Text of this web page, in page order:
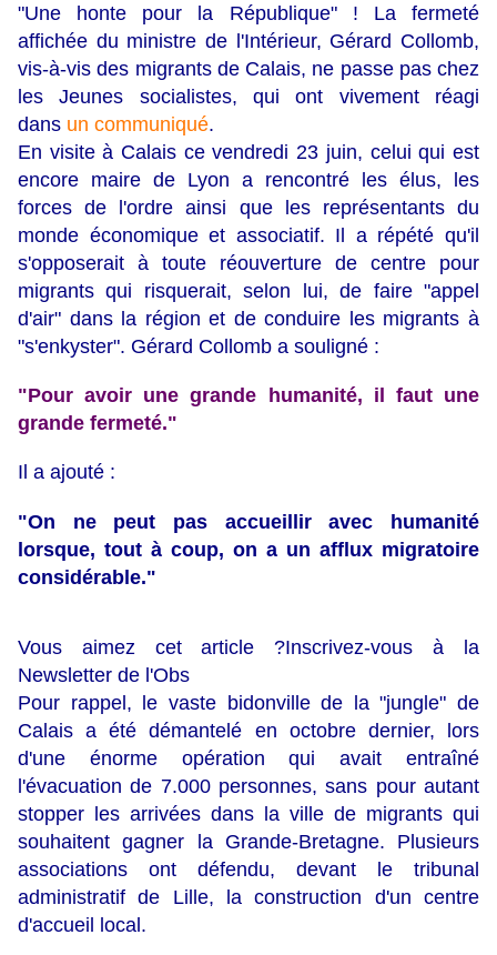
"Une honte pour la République" ! La fermeté
affichée du ministre de l'Intérieur, Gérard Collomb,
vis-à-vis des migrants de Calais, ne passe pas chez
les Jeunes socialistes, qui ont vivement réagi
dans un communiqué.
En visite à Calais ce vendredi 23 juin, celui qui est
encore maire de Lyon a rencontré les élus, les
forces de l'ordre ainsi que les représentants du
monde économique et associatif. Il a répété qu'il
s'opposerait à toute réouverture de centre pour
migrants qui risquerait, selon lui, de faire "appel
d'air" dans la région et de conduire les migrants à
"s'enkyster". Gérard Collomb a souligné :
"Pour avoir une grande humanité, il faut une
grande fermeté."
Il a ajouté :
"On ne peut pas accueillir avec humanité
lorsque, tout à coup, on a un afflux migratoire
considérable."
Vous aimez cet article ?Inscrivez-vous à la
Newsletter de l'Obs
Pour rappel, le vaste bidonville de la "jungle" de
Calais a été démantelé en octobre dernier, lors
d'une énorme opération qui avait entraîné
l'évacuation de 7.000 personnes, sans pour autant
stopper les arrivées dans la ville de migrants qui
souhaitent gagner la Grande-Bretagne. Plusieurs
associations ont défendu, devant le tribunal
administratif de Lille, la construction d'un centre
d'accueil local.